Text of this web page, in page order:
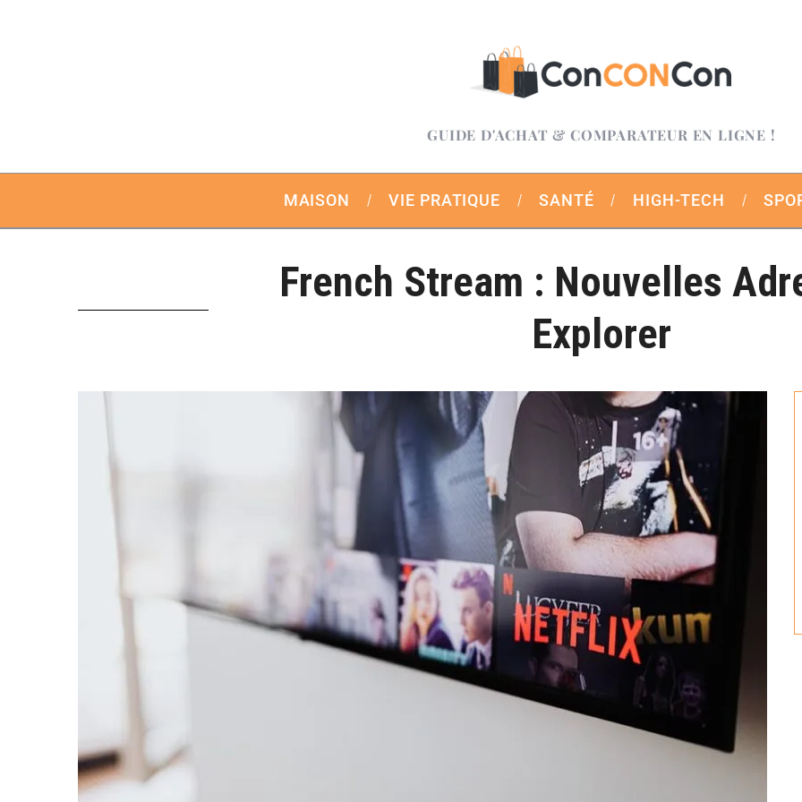
GUIDE D'ACHAT & COMPARATEUR EN LIGNE !
MAISON VIE PRATIQUE SANTÉ HIGH-TECH
French Stream : Nouvelles
Explorer